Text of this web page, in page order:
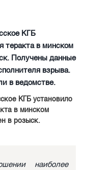
КГБ
теракта в минском
Получены данные
взрыва.
в ведомстве.
КГБ установило
в минском
в розыск.
наиболее